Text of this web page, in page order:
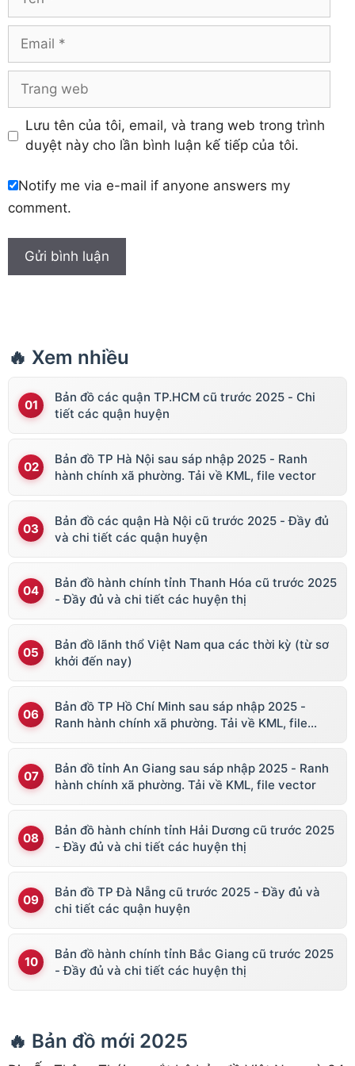
Hưng Yên
Khánh Hòa
Email
Trang
Lưu tên của tôi, email, và trang web trong trình
duyệt này cho lần bình luận kế tiếp của tôi.
Notify me via e-mail if anyone answers my
comment.
🔥 Xem nhiều
Bản đồ các quận TP.HCM cũ trước 2025 - Chi
tiết các quận huyện
Bản đồ TP Hà Nội sau sáp nhập 2025 - Ranh
hành chính xã phường. Tải về KML, file vector
Bản đồ các quận Hà Nội cũ trước 2025 - Đầy đủ
và chi tiết các quận huyện
Bản đồ hành chính tỉnh Thanh Hóa cũ trước 2025
- Đầy đủ và chi tiết các huyện thị
Bản đồ lãnh thổ Việt Nam qua các thời kỳ (từ sơ
khởi đến nay)
Bản đồ TP Hồ Chí Minh sau sáp nhập 2025 -
Ranh hành chính xã phường. Tải về KML, file
Bản đồ tỉnh An Giang sau sáp nhập 2025 - Ranh
hành chính xã phường. Tải về KML, file vector
Bản đồ hành chính tỉnh Hải Dương cũ trước 2025
- Đầy đủ và chi tiết các huyện thị
Bản đồ TP Đà Nẵng cũ trước 2025 - Đầy đủ và
chi tiết các quận huyện
Bản đồ hành chính tỉnh Bắc Giang cũ trước 2025
- Đầy đủ và chi tiết các huyện thị
🔥 Bản đồ mới 2025